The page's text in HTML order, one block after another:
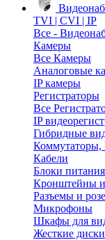
TVI | CVI | IP
Все -
Камеры
Все Камеры
Аналоговые
IP камеры
Регистраторы
Все
IP
Гибридные
Коммутаторы,
Кабели
Блоки
Кронштейны
Разъемы и
Микрофоны
Шкафы для
Жесткие